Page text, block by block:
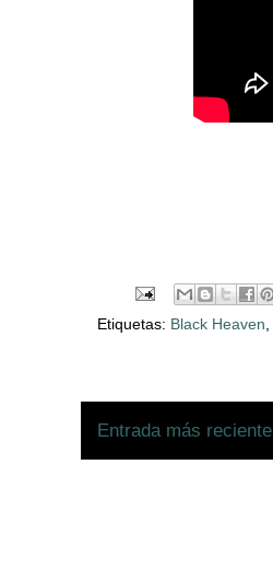
Etiquetas: Black Heaven,
Entrada más reciente